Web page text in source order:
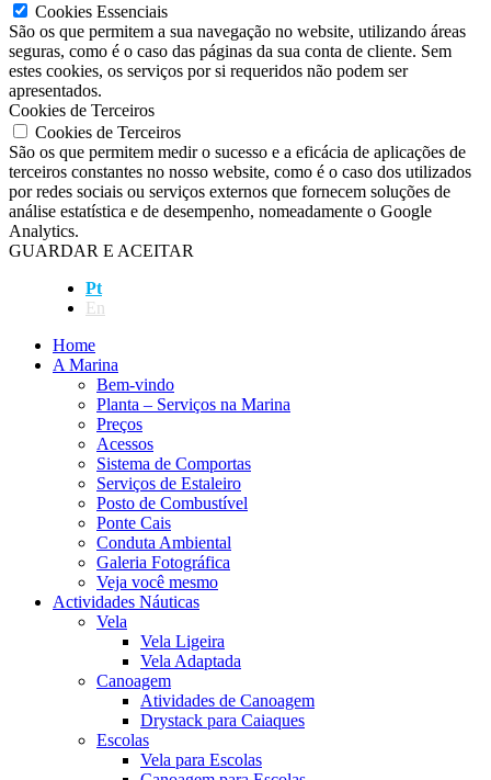
Cookies Essenciais
São os que permitem a sua navegação no website, utilizando áreas
seguras, como é o caso das páginas da sua conta de cliente. Sem
estes cookies, os serviços por si requeridos não podem ser
apresentados.
Cookies de Terceiros
Cookies de Terceiros
São os que permitem medir o sucesso e a eficácia de aplicações de
terceiros constantes no nosso website, como é o caso dos utilizados
por redes sociais ou serviços externos que fornecem soluções de
análise estatística e de desempenho, nomeadamente o Google
Analytics.
GUARDAR E ACEITAR
Pt
En
Home
A Marina
Bem-vindo
Planta – Serviços na Marina
Preços
Acessos
Sistema de Comportas
Serviços de Estaleiro
Posto de Combustível
Ponte Cais
Conduta Ambiental
Galeria Fotográfica
Veja você mesmo
Actividades Náuticas
Vela
Vela Ligeira
Vela Adaptada
Canoagem
Atividades de Canoagem
Drystack para Caiaques
Escolas
Vela para Escolas